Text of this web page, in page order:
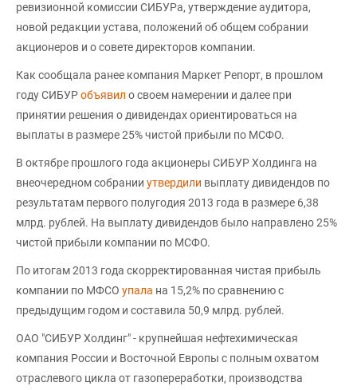
ревизионной комиссии СИБУРа, утверждение аудитора,
новой редакции устава, положений об общем собрании
акционеров и о совете директоров компании.
Как сообщала ранее компания Маркет Репорт, в прошлом
году СИБУРобъявил о своем намерении и далее при
принятии решения о дивидендах ориентироваться на
выплаты в размере 25% чистой прибыли по МСФО.
В октябре прошлого года акционеры СИБУР Холдинга на
внеочередном собрании утвердили выплату дивидендов по
результатам первого полугодия 2013 года в размере 6,38
млрд. рублей. На выплату дивидендов было направлено 25%
чистой прибыли компании по МСФО.
По итогам 2013 года скорректированная чистая прибыль
компании по МФСО упала на 15,2% по сравнению с
предыдущим годом и составила 50,9 млрд. рублей.
ОАО "СИБУР Холдинг" - крупнейшая нефтехимическая
компания России и Восточной Европы с полным охватом
отраслевого цикла от газопереработки, производства